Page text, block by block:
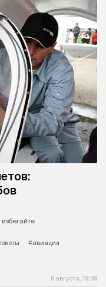
#авиация
8 августа, 19:59